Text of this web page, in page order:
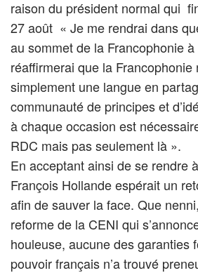
raison du président normal qui
27 août « Je me rendrai dans
au sommet de la Francophonie à
réaffirmerai que la Francophonie
simplement une langue en
communauté de principes et
à chaque occasion est
RDC mais pas seulement là ».
En acceptant ainsi de se rendre
François Hollande espérait un
afin de sauver la face. Que
reforme de la CENI qui
houleuse, aucune des garanties
pouvoir français n’a trouvé